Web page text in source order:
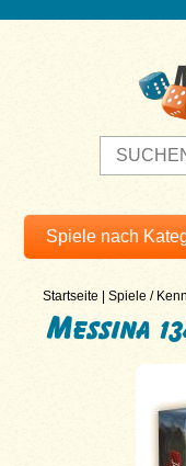
Startseite |Spiele /
Messina